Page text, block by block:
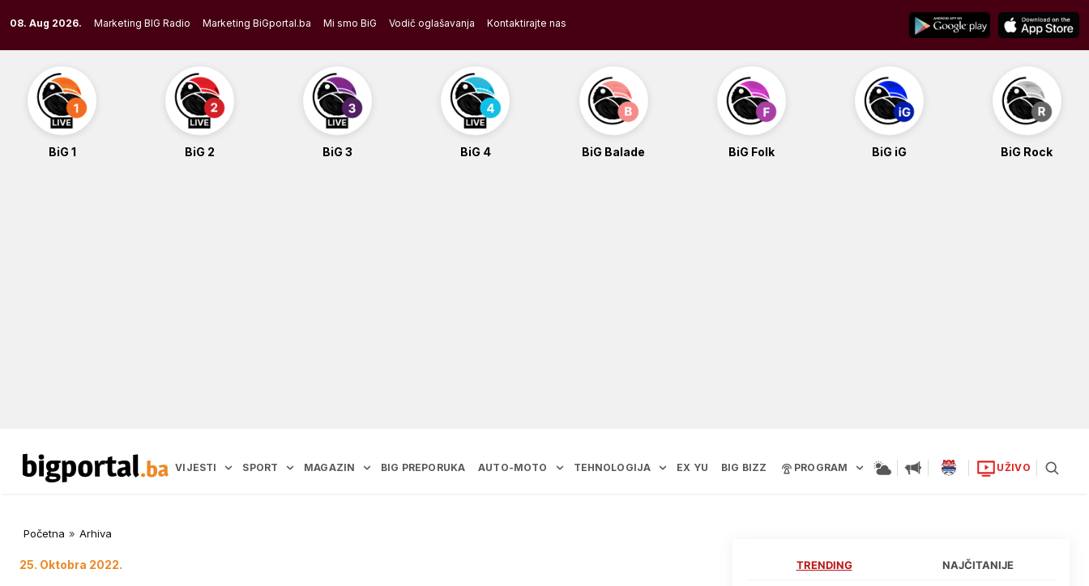
to
content
08. Aug 2026. Marketing BIG Radio Marketing BiGportal.ba Mi smo BiG Vodič oglašavanja Kontaktirajte nas
BiG 1 BiG 2 BiG 3 BiG 4 BiG Balade BiG Folk BiG iG BiG Rock
VIJESTI SPORT MAGAZIN BIG PREPORUKA AUTO-MOTO TEHNOLOGIJA EX YU BIG BIZZ PROGRAM UŽIVO
Početna » Arhiva
25. Oktobra 2022. TRENDING NAJČITANIJE